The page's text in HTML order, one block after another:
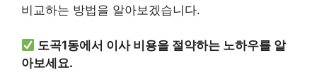
비교하는 방법을 알아보겠습니다.
도곡1동에서 이사 비용을 절약하는 노하우를 알
아보세요.